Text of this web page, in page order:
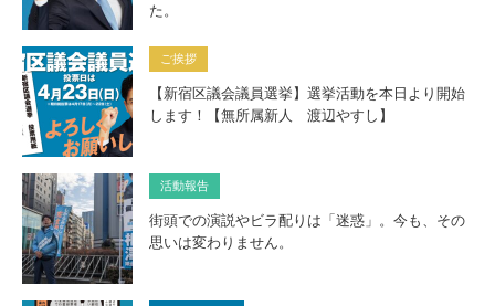
た。
ご挨拶
【新宿区議会議員選挙】選挙活動を本日より開始
します！【無所属新人 渡辺やすし】
活動報告
街頭での演説やビラ配りは「迷惑」。今も、その
思いは変わりません。